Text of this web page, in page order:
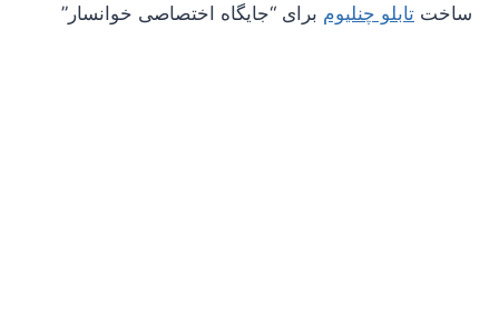
ساخت تابلو چنلیوم برای “جایگاه اختصاصی خوانسار”